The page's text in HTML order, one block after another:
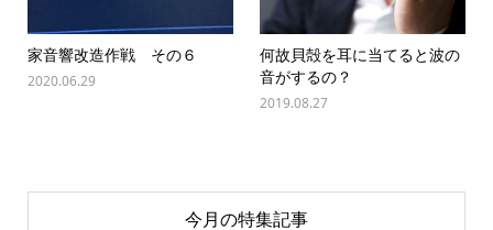
家音響改造作戦 その６
2020.06.29
何故貝殻を耳に当てると波の
音がするの？
2019.08.27
今月の特集記事